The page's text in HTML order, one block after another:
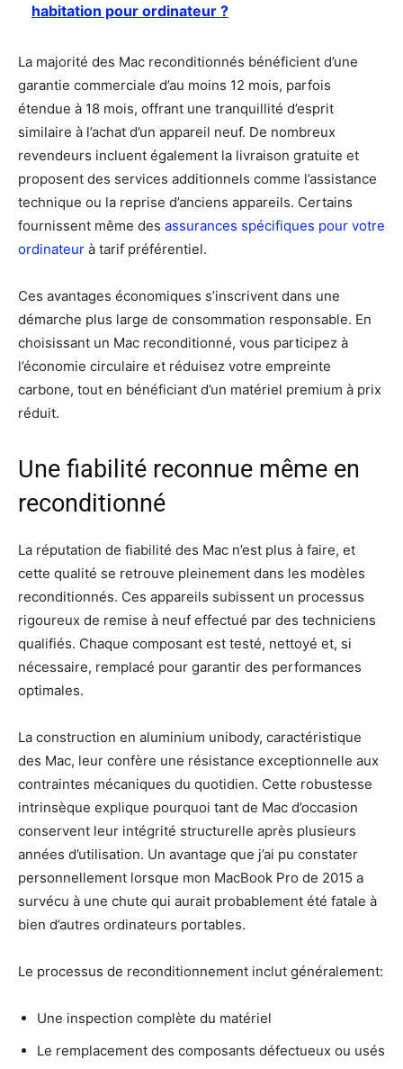
habitation pour ordinateur ?
La majorité des Mac reconditionnés bénéficient d’une
garantie commerciale d’au moins 12 mois, parfois
étendue à 18 mois, offrant une tranquillité d’esprit
similaire à l’achat d’un appareil neuf. De nombreux
revendeurs incluent également la livraison gratuite et
proposent des services additionnels comme l’assistance
technique ou la reprise d’anciens appareils. Certains
fournissent même des assurances spécifiques pour votre
ordinateur à tarif préférentiel.
Ces avantages économiques s’inscrivent dans une
démarche plus large de consommation responsable. En
choisissant un Mac reconditionné, vous participez à
l’économie circulaire et réduisez votre empreinte
carbone, tout en bénéficiant d’un matériel premium à prix
réduit.
Une fiabilité reconnue même en
reconditionné
La réputation de fiabilité des Mac n’est plus à faire, et
cette qualité se retrouve pleinement dans les modèles
reconditionnés. Ces appareils subissent un processus
rigoureux de remise à neuf effectué par des techniciens
qualifiés. Chaque composant est testé, nettoyé et, si
nécessaire, remplacé pour garantir des performances
optimales.
La construction en aluminium unibody, caractéristique
des Mac, leur confère une résistance exceptionnelle aux
contraintes mécaniques du quotidien. Cette robustesse
intrinsèque explique pourquoi tant de Mac d’occasion
conservent leur intégrité structurelle après plusieurs
années d’utilisation. Un avantage que j’ai pu constater
personnellement lorsque mon MacBook Pro de 2015 a
survécu à une chute qui aurait probablement été fatale à
bien d’autres ordinateurs portables.
Le processus de reconditionnement inclut généralement:
Une inspection complète du matériel
Le remplacement des composants défectueux ou usés